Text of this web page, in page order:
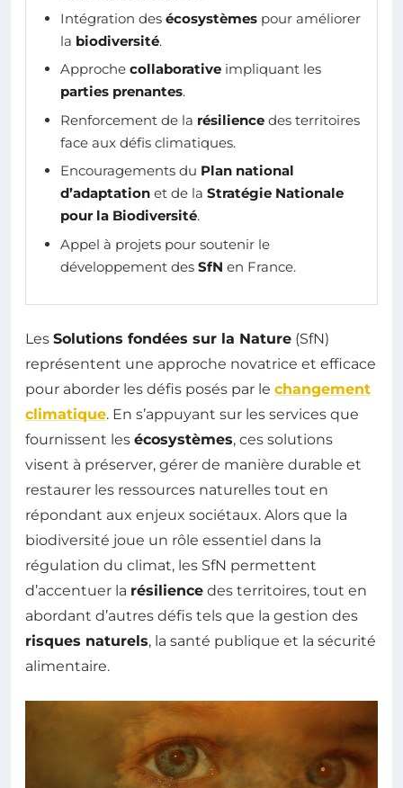
Intégration des écosystèmes pour améliorer
la biodiversité.
Approche collaborative impliquant les
parties prenantes.
Renforcement de la résilience des territoires
face aux défis climatiques.
Encouragements du Plan national
d’adaptation et de la Stratégie Nationale
pour la Biodiversité.
Appel à projets pour soutenir le
développement des SfN en France.
Les Solutions fondées sur la Nature (SfN)
représentent une approche novatrice et efficace
pour aborder les défis posés par le changement
climatique. En s’appuyant sur les services que
fournissent les écosystèmes, ces solutions
visent à préserver, gérer de manière durable et
restaurer les ressources naturelles tout en
répondant aux enjeux sociétaux. Alors que la
biodiversité joue un rôle essentiel dans la
régulation du climat, les SfN permettent
d’accentuer la résilience des territoires, tout en
abordant d’autres défis tels que la gestion des
risques naturels, la santé publique et la sécurité
alimentaire.